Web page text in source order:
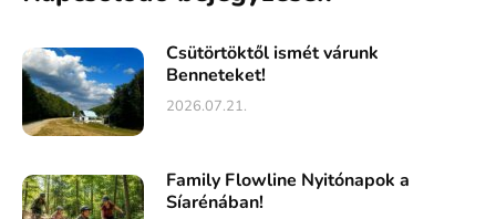
Csütörtöktől ismét várunk
Benneteket!
2026.07.21.
Family Flowline Nyitónapok a
Síarénában!